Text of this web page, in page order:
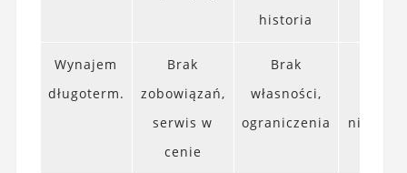
historia
Wynajem
długoterm.
Brak
zobowiązań,
serwis w
cenie
Brak
własności,
ograniczenia